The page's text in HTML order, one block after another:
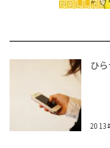
ひ
2013